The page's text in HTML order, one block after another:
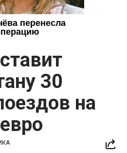
30
на